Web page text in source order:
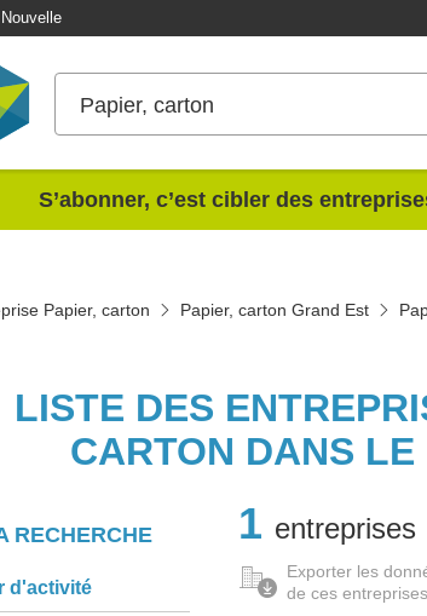
Papier, carton
S’abonner, c’est cibler des
Papier, carton Papier, carton Grand Est
LISTE DES
CARTON DANS
RECHERCHE
d'activité
1 entreprises
Exporter les
de ces entreprises